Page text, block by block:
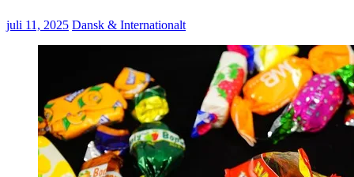
juli 11, 2025 Dansk & Internationalt